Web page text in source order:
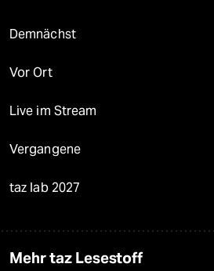
Demnächst
Vor Ort
Live im Stream
Vergangene
taz lab 2027
Mehr taz Lesestoff